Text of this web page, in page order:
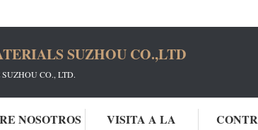
SUZHOU CO.,LTD
CO., LTD.
NOSOTROS
VISITA A LA